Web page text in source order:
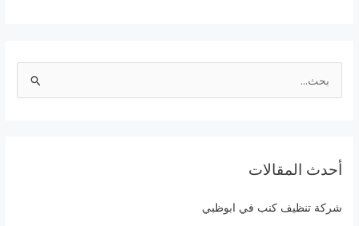
ث
ن
أحدث المقالات
شركة تنظيف كنب في ابوظبي